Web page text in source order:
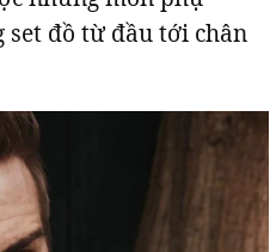
đồ từ đầu tới chân